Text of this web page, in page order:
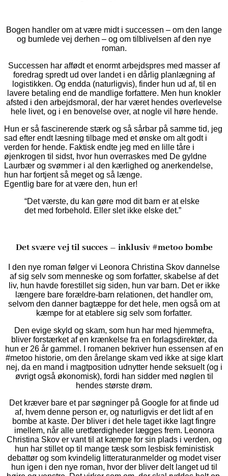
Bogen handler om at være midt i successen – om den lange
og bumlede vej derhen – og om tilblivelsen af den nye
roman.
Successen har affødt et enormt arbejdspres med masser af
foredrag spredt ud over landet i en dårlig planlægning af
logistikken. Og endda (naturligvis), finder hun ud af, til en
lavere betaling end de mandlige forfattere. Men hun knokler
afsted i den arbejdsmoral, der har været hendes overlevelse
hele livet, og i en benovelse over, at nogle vil høre hende.
Hun er så fascinerende stærk og så sårbar på samme tid, jeg
sad efter endt læsning tilbage med et ønske om alt godt i
verden for hende. Faktisk endte jeg med en lille tåre i
øjenkrogen til sidst, hvor hun overraskes med De gyldne
Laurbær og svømmer i al den kærlighed og anerkendelse,
hun har fortjent så meget og så længe.
Egentlig bare for at være den, hun er!
“Det værste, du kan gøre mod dit barn er at elske
det med forbehold. Eller slet ikke elske det.”
Det svære vej til succes – inklusiv #metoo bombe
I den nye roman følger vi Leonora Christina Skov dannelse
af sig selv som menneske og som forfatter, skabelse af det
liv, hun havde forestillet sig siden, hun var barn. Det er ikke
længere bare forældre-barn relationen, det handler om,
selvom den danner bagtæppe for det hele, men også om at
kæmpe for at etablere sig selv som forfatter.
Den evige skyld og skam, som hun har med hjemmefra,
bliver forstærket af en krænkelse fra en forlagsdirektør, da
hun er 26 år gammel. I romanen bekriver hun essensen af en
#metoo historie, om den årelange skam ved ikke at sige klart
nej, da en mand i magtposition udnytter hende seksuelt (og i
øvrigt også økonomisk), fordi han sidder med nøglen til
hendes største drøm.
Det kræver bare et par søgninger på Google for at finde ud
af, hvem denne person er, og naturligvis er det lidt af en
bombe at kaste. Der bliver i det hele taget ikke lagt fingre
imellem, når alle uretfærdigheder lægges frem. Leonora
Christina Skov er vant til at kæmpe for sin plads i verden, og
hun har stillet op til mange tæsk som lesbisk feministisk
debattør og som kvindelig litteraturanmelder og modet viser
hun igen i den nye roman, hvor der bliver delt langet ud til